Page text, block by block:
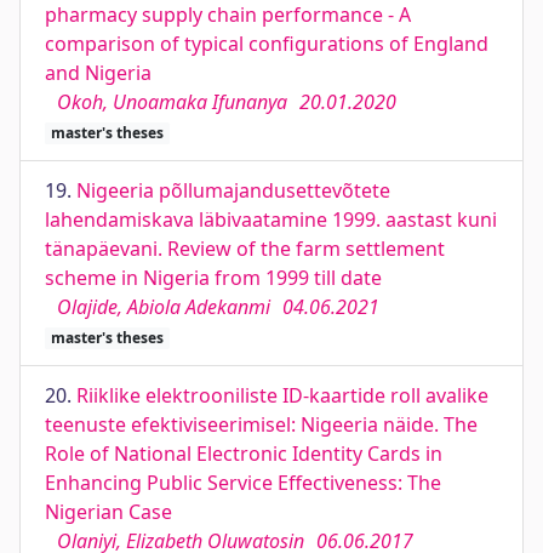
pharmacy supply chain performance - A
comparison of typical configurations of England
and Nigeria
Okoh, Unoamaka Ifunanya 20.01.2020
master's theses
19. Nigeeria põllumajandusettevõtete
lahendamiskava läbivaatamine 1999. aastast kuni
tänapäevani. Review of the farm settlement
scheme in Nigeria from 1999 till date
Olajide, Abiola Adekanmi 04.06.2021
master's theses
20. Riiklike elektrooniliste ID-kaartide roll avalike
teenuste efektiviseerimisel: Nigeeria näide. The
Role of National Electronic Identity Cards in
Enhancing Public Service Effectiveness: The
Nigerian Case
Olaniyi, Elizabeth Oluwatosin 06.06.2017